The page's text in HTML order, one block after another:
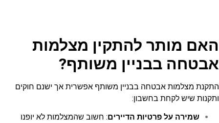
האם מותר להתקין מצלמות
אבטחה בבניין משותף?
התקנת מצלמות אבטחה בבניין משותף אפשרית אך ישנם חוקים
ותקנות שיש לקחת בחשבון:
שמירה על פרטיות הדיירים: חשוב שהמצלמות לא יופנו